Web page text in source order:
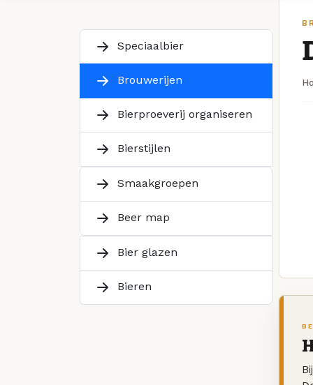
Speciaalbier
Brouwerijen
Bierproeverij organiseren
Bierstijlen
Smaakgroepen
Beer map
Bier glazen
Bieren